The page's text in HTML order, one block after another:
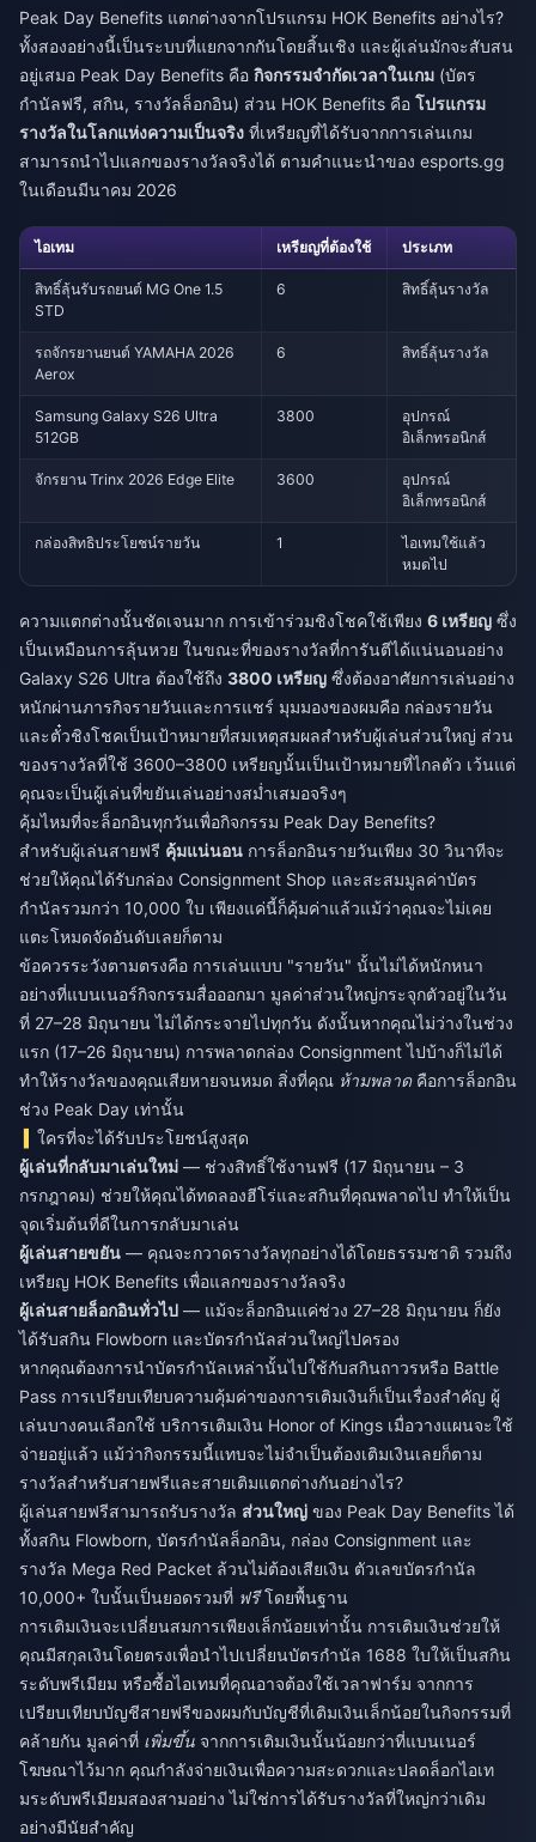
Peak Day Benefits แตกต่างจากโปรแกรม HOK Benefits อย่างไร?
ทั้งสองอย่างนี้เป็นระบบที่แยกจากกันโดยสิ้นเชิง และผู้เล่นมักจะสับสน
อยู่เสมอ Peak Day Benefits คือ กิจกรรมจำกัดเวลาในเกม (บัตร
กำนัลฟรี, สกิน, รางวัลล็อกอิน) ส่วน HOK Benefits คือ โปรแกรม
รางวัลในโลกแห่งความเป็นจริง ที่เหรียญที่ได้รับจากการเล่นเกม
สามารถนำไปแลกของรางวัลจริงได้ ตามคำแนะนำของ esports.gg
ในเดือนมีนาคม 2026
ไอเทม เหรียญที่ต้องใช้ ประเภท
สิทธิ์ลุ้นรับรถยนต์ MG One 1.5
STD
6 สิทธิ์ลุ้นรางวัล
รถจักรยานยนต์ YAMAHA 2026
Aerox
6 สิทธิ์ลุ้นรางวัล
Samsung Galaxy S26 Ultra
512GB
3800
อุปกรณ์
อิเล็กทรอนิกส์
จักรยาน Trinx 2026 Edge Elite 3600
อุปกรณ์
อิเล็กทรอนิกส์
กล่องสิทธิประโยชน์รายวัน 1
ไอเทมใช้แล้ว
หมดไป
ความแตกต่างนั้นชัดเจนมาก การเข้าร่วมชิงโชคใช้เพียง 6 เหรียญ ซึ่ง
เป็นเหมือนการลุ้นหวย ในขณะที่ของรางวัลที่การันตีได้แน่นอนอย่าง
Galaxy S26 Ultra ต้องใช้ถึง 3800 เหรียญ ซึ่งต้องอาศัยการเล่นอย่าง
หนักผ่านภารกิจรายวันและการแชร์ มุมมองของผมคือ กล่องรายวัน
และตั๋วชิงโชคเป็นเป้าหมายที่สมเหตุสมผลสำหรับผู้เล่นส่วนใหญ่ ส่วน
ของรางวัลที่ใช้ 3600–3800 เหรียญนั้นเป็นเป้าหมายที่ไกลตัว เว้นแต่
คุณจะเป็นผู้เล่นที่ขยันเล่นอย่างสม่ำเสมอจริงๆ
คุ้มไหมที่จะล็อกอินทุกวันเพื่อกิจกรรม Peak Day Benefits?
สำหรับผู้เล่นสายฟรี คุ้มแน่นอน การล็อกอินรายวันเพียง 30 วินาทีจะ
ช่วยให้คุณได้รับกล่อง Consignment Shop และสะสมมูลค่าบัตร
กำนัลรวมกว่า 10,000 ใบ เพียงแค่นี้ก็คุ้มค่าแล้วแม้ว่าคุณจะไม่เคย
แตะโหมดจัดอันดับเลยก็ตาม
ข้อควรระวังตามตรงคือ การเล่นแบบ "รายวัน" นั้นไม่ได้หนักหนา
อย่างที่แบนเนอร์กิจกรรมสื่อออกมา มูลค่าส่วนใหญ่กระจุกตัวอยู่ในวัน
ที่ 27–28 มิถุนายน ไม่ได้กระจายไปทุกวัน ดังนั้นหากคุณไม่ว่างในช่วง
แรก (17–26 มิถุนายน) การพลาดกล่อง Consignment ไปบ้างก็ไม่ได้
ทำให้รางวัลของคุณเสียหายจนหมด สิ่งที่คุณ ห้ามพลาดคือการล็อกอิน
ช่วง Peak Day เท่านั้น
ใครที่จะได้รับประโยชน์สูงสุด
ผู้เล่นที่กลับมาเล่นใหม่ — ช่วงสิทธิ์ใช้งานฟรี (17 มิถุนายน – 3
กรกฎาคม) ช่วยให้คุณได้ทดลองฮีโร่และสกินที่คุณพลาดไป ทำให้เป็น
จุดเริ่มต้นที่ดีในการกลับมาเล่น
ผู้เล่นสายขยัน — คุณจะกวาดรางวัลทุกอย่างได้โดยธรรมชาติ รวมถึง
เหรียญ HOK Benefits เพื่อแลกของรางวัลจริง
ผู้เล่นสายล็อกอินทั่วไป — แม้จะล็อกอินแค่ช่วง 27–28 มิถุนายน ก็ยัง
ได้รับสกิน Flowborn และบัตรกำนัลส่วนใหญ่ไปครอง
หากคุณต้องการนำบัตรกำนัลเหล่านั้นไปใช้กับสกินถาวรหรือ Battle
Pass การเปรียบเทียบความคุ้มค่าของการเติมเงินก็เป็นเรื่องสำคัญ ผู้
เล่นบางคนเลือกใช้ บริการเติมเงิน Honor of Kings เมื่อวางแผนจะใช้
จ่ายอยู่แล้ว แม้ว่ากิจกรรมนี้แทบจะไม่จำเป็นต้องเติมเงินเลยก็ตาม
รางวัลสำหรับสายฟรีและสายเติมแตกต่างกันอย่างไร?
ผู้เล่นสายฟรีสามารถรับรางวัล ส่วนใหญ่ ของ Peak Day Benefits ได้
ทั้งสกิน Flowborn, บัตรกำนัลล็อกอิน, กล่อง Consignment และ
รางวัล Mega Red Packet ล้วนไม่ต้องเสียเงิน ตัวเลขบัตรกำนัล
10,000+ ใบนั้นเป็นยอดรวมที่ ฟรีโดยพื้นฐาน
การเติมเงินจะเปลี่ยนสมการเพียงเล็กน้อยเท่านั้น การเติมเงินช่วยให้
คุณมีสกุลเงินโดยตรงเพื่อนำไปเปลี่ยนบัตรกำนัล 1688 ใบให้เป็นสกิน
ระดับพรีเมียม หรือซื้อไอเทมที่คุณอาจต้องใช้เวลาฟาร์ม จากการ
เปรียบเทียบบัญชีสายฟรีของผมกับบัญชีที่เติมเงินเล็กน้อยในกิจกรรมที่
คล้ายกัน มูลค่าที่ เพิ่มขึ้น จากการเติมเงินนั้นน้อยกว่าที่แบนเนอร์
โฆษณาไว้มาก คุณกำลังจ่ายเงินเพื่อความสะดวกและปลดล็อกไอเท
มระดับพรีเมียมสองสามอย่าง ไม่ใช่การได้รับรางวัลที่ใหญ่กว่าเดิม
อย่างมีนัยสำคัญ